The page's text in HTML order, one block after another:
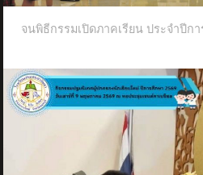
จนพิธีกรรมเปิดภาคเรียน ประจำปีก